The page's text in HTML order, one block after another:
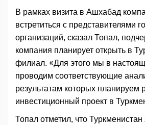
В рамках визита в Ашхабад
встретиться с представителями
организаций, сказал Топал,
компания планирует открыть в
филиал. «Для этого мы в
проводим соответствующие
результатам которых планируем
инвестиционный проект в
Топал отметил, что Туркменистан